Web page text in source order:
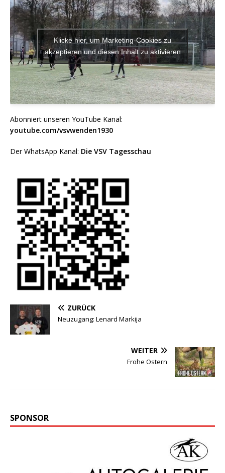
Klicke hier, um Marketing-Cookies zu
akzeptieren und diesen Inhalt zu aktivieren
Abonniert unseren YouTube Kanal:
youtube.com/vsvwenden1930
Der WhatsApp Kanal: Die VSV Tagesschau
ZURÜCK
Neuzugang: Lenard Markija
WEITER
Frohe Ostern
SPONSOR